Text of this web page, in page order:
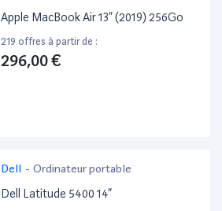
Apple MacBook Air 13” (2019) 256Go
219 offres à partir de :
296,00 €
Dell - Ordinateur portable
Dell Latitude 5400 14”